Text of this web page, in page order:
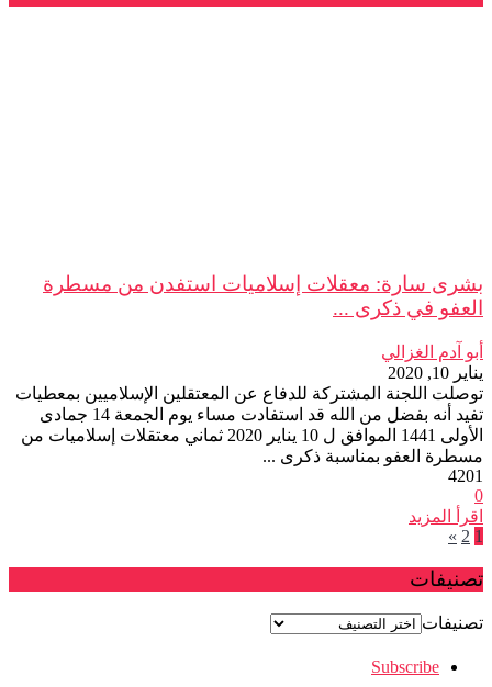
بشرى سارة: معقلات إسلاميات استفدن من مسطرة
العفو في ذكرى ...
أبو آدم الغزالي
يناير 10, 2020
توصلت اللجنة المشتركة للدفاع عن المعتقلين الإسلاميين بمعطيات
تفيد أنه بفضل من الله قد استفادت مساء يوم الجمعة 14 جمادى
الأولى 1441 الموافق ل 10 يناير 2020 ثماني معتقلات إسلاميات من
مسطرة العفو بمناسبة ذكرى ...
4201
0
اقرأ المزيد
1
2
»
تصنيفات
تصنيفات
Subscribe